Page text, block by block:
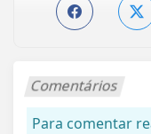
Comentários
Para comentar